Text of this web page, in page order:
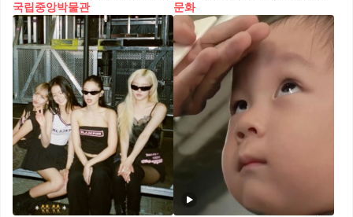
국립중앙박물관
문화